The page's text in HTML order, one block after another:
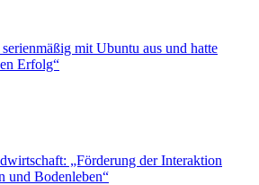
mit Ubuntu aus und hatte
Erfolg“
„Förderung der Interaktion
und Bodenleben“